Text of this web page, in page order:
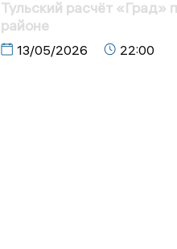
Тульский расчёт
районе
13/05/2026 22:00